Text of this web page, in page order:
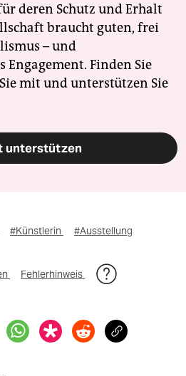
deren Schutz und Erhalt
braucht guten, frei
– und
Finden Sie
mit und unterstützen Sie
unterstützen
#Künstlerin #Ausstellung
Fehlerhinweis